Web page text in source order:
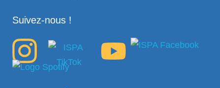
Suivez-nous !